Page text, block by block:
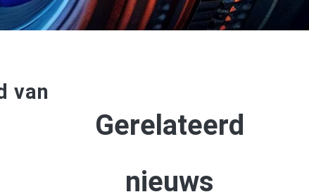
van
Gerelateerd
nieuws